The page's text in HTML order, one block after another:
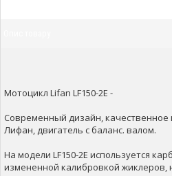
Мотоцикл Lifan LF150-2E -
Современный дизайн, качественное
Лифан, двигатель с баланс. валом.
На модели LF150-2E используется
измененной калибровкой